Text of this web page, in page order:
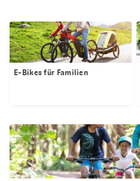
E-Bikes für Familien